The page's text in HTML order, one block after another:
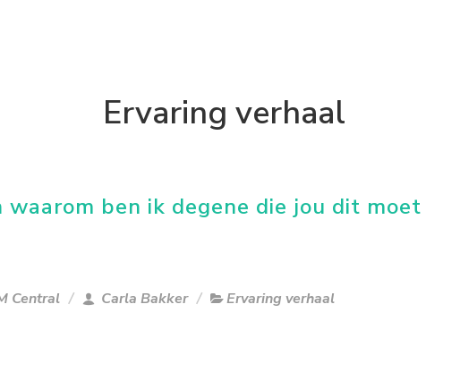
Ervaring verhaal
ben ik degene die jou dit moet
Central Carla Bakker Ervaring verhaal